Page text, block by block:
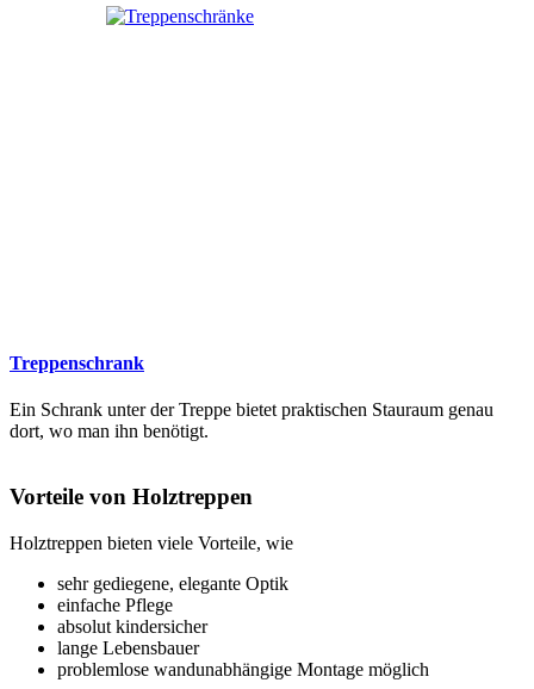
Treppenschrank
Ein Schrank unter der Treppe bietet praktischen Stauraum genau
dort, wo man ihn benötigt.
Vorteile von Holztreppen
Holztreppen bieten viele Vorteile, wie
sehr gediegene, elegante Optik
einfache Pflege
absolut kindersicher
lange Lebensbauer
problemlose wandunabhängige Montage möglich